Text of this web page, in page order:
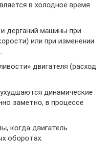
в холодное время
дерганий машины при
или при изменении
двигателя (расход
динамические
заметно, в процессе
когда двигатель
оборотах.